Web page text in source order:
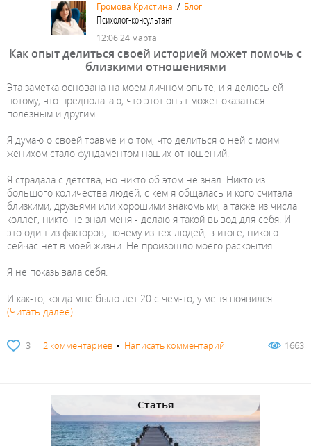
Громова Кристина / Блог
Психолог-консультант
12:06 24 марта
Как опыт делиться своей историей может помочь с
близкими отношениями
Эта заметка основана на моем личном опыте, и я делюсь ей
потому, что предполагаю, что этот опыт может оказаться
полезным и другим.
Я думаю о своей травме и о том, что делиться о ней с моим
женихом стало фундаментом наших отношений.
Я страдала с детства, но никто об этом не знал. Никто из
большого количества людей, с кем я общалась и кого считала
близкими, друзьями или хорошими знакомыми, а также из числа
коллег, никто не знал меня - делаю я такой вывод для себя. И
это один из факторов, почему из тех людей, в итоге, никого
сейчас нет в моей жизни. Не произошло моего раскрытия.
Я не показывала себя.
И как-то, когда мне было лет 20 с чем-то, у меня появился
(Читать далее)
3 2 комментариев • Написать комментарий 1663
Статья